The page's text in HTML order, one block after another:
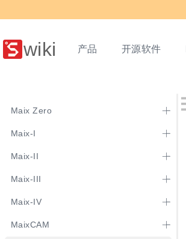
wiki 产品 开源软件
Maix Zero
Maix-I
Maix-II
Maix-III
Maix-IV
MaixCAM